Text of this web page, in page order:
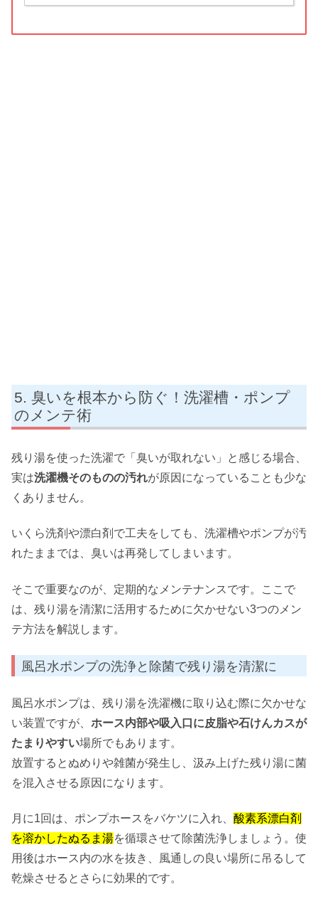
臭いを根本から防ぐ！洗濯槽・ポンプ
のメンテ術
残り湯を使った洗濯で「臭いが取れない」と感じる場合、
実は洗濯機そのものの汚れが原因になっていることも少な
くありません。
いくら洗剤や漂白剤で工夫をしても、洗濯槽やポンプが汚
れたままでは、臭いは再発してしまいます。
そこで重要なのが、定期的なメンテナンスです。ここで
は、残り湯を清潔に活用するために欠かせない3つのメン
テ方法を解説します。
風呂水ポンプの洗浄と除菌で残り湯を清潔に
風呂水ポンプは、残り湯を洗濯機に取り込む際に欠かせな
い装置ですが、 ホース内部や吸入口に皮脂や石けんカスが
たまりやすい場所でもあります。
放置するとぬめりや雑菌が発生し、汲み上げた残り湯に菌
を混入させる原因になります。
月に1回は、ポンプホースをバケツに入れ、 酸素系漂白剤
を溶かしたぬるま湯を循環させて除菌洗浄しましょう。使
用後はホース内の水を抜き、風通しの良い場所に吊るして
乾燥させるとさらに効果的です。